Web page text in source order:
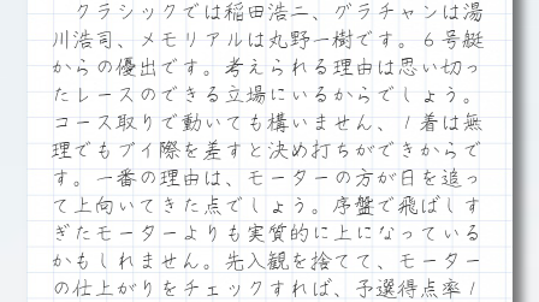
クラシックでは稲田浩二、グラチャンは湯
川浩司、メモリアルは丸野一樹です。６号艇
からの優出です。考えられる理由は思い切っ
たレースのできる立場にいるからでしょう。
コース取りで動いても構いません、１着は無
理でもブイ際を差すと決め打ちができからで
す。一番の理由は、モーターの方が日を追っ
て上向いてきた点でしょう。序盤で飛ばしす
ぎたモーターよりも実質的に上になっている
かもしれません。先入観を捨てて、モーター
の仕上がりをチェックすれば、予選得点率１